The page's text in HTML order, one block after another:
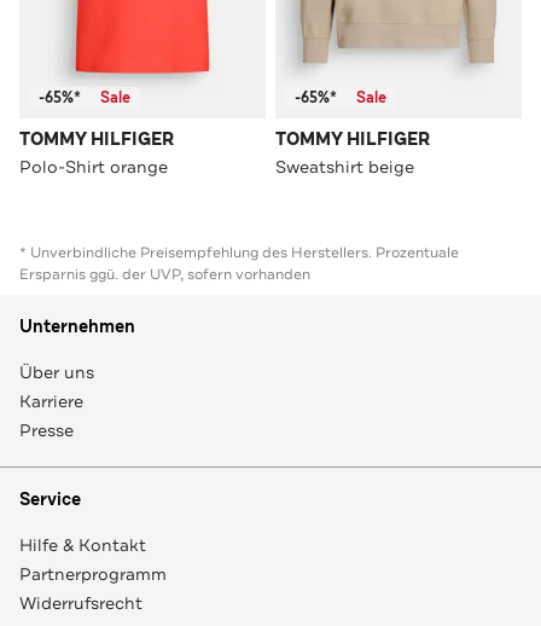
-65%* Sale
TOMMY HILFIGER
Polo-Shirt orange
-65%* Sale
TOMMY HILFIGER
Sweatshirt beige
* Unverbindliche Preisempfehlung des Herstellers. Prozentuale
Ersparnis ggü. der UVP, sofern vorhanden
Unternehmen
Über uns
Karriere
Presse
Service
Hilfe & Kontakt
Partnerprogramm
Widerrufsrecht